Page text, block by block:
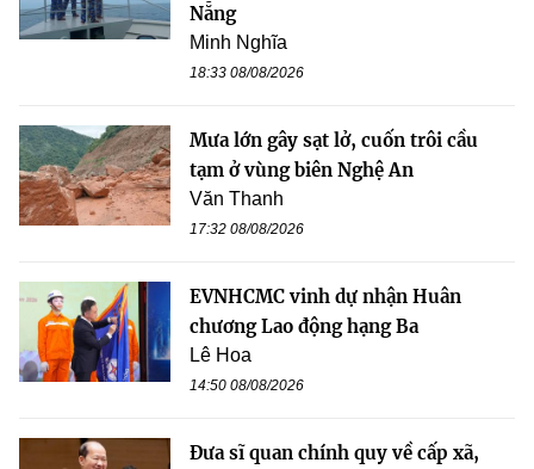
Nẵng
Minh Nghĩa
18:33 08/08/2026
Mưa lớn gây sạt lở, cuốn trôi cầu
tạm ở vùng biên Nghệ An
Văn Thanh
17:32 08/08/2026
EVNHCMC vinh dự nhận Huân
chương Lao động hạng Ba
Lê Hoa
14:50 08/08/2026
Đưa sĩ quan chính quy về cấp xã,